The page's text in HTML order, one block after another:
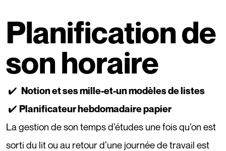
Planification de
son horaire
✔️ Notionet ses mille-et-un modèles de listes
✔️ Planificateur hebdomadaire papier
La gestion de son temps d’études une fois qu’on est
sorti du lit ou au retour d’une journée de travail est